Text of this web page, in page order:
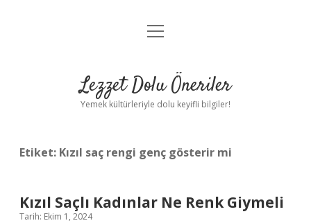
Anasayfa
Yasal Uyarı
menüyü
Lezzet Dolu Öneriler
Yemek kültürleriyle dolu keyifli bilgiler!
Etiket: Kızıl saç rengi genç gösterir mi
Kızıl Saçlı Kadınlar Ne Renk Giymeli
Tarih: Ekim 1, 2024